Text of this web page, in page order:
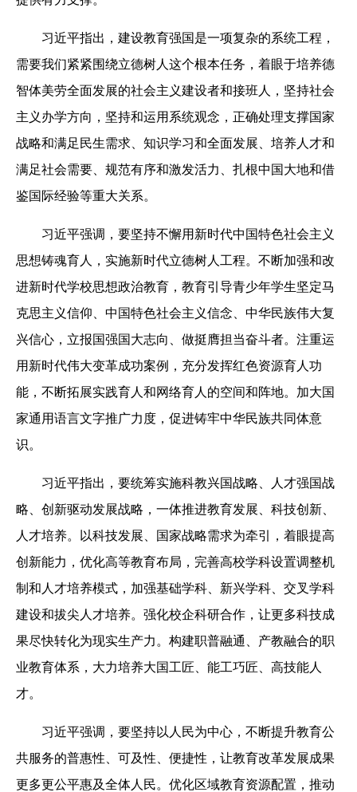
习近平指出，建设教育强国是一项复杂的系统工程，
需要我们紧紧围绕立德树人这个根本任务，着眼于培养德
智体美劳全面发展的社会主义建设者和接班人，坚持社会
主义办学方向，坚持和运用系统观念，正确处理支撑国家
战略和满足民生需求、知识学习和全面发展、培养人才和
满足社会需要、规范有序和激发活力、扎根中国大地和借
鉴国际经验等重大关系。
习近平强调，要坚持不懈用新时代中国特色社会主义
思想铸魂育人，实施新时代立德树人工程。不断加强和改
进新时代学校思想政治教育，教育引导青少年学生坚定马
克思主义信仰、中国特色社会主义信念、中华民族伟大复
兴信心，立报国强国大志向、做挺膺担当奋斗者。注重运
用新时代伟大变革成功案例，充分发挥红色资源育人功
能，不断拓展实践育人和网络育人的空间和阵地。加大国
家通用语言文字推广力度，促进铸牢中华民族共同体意
识。
习近平指出，要统筹实施科教兴国战略、人才强国战
略、创新驱动发展战略，一体推进教育发展、科技创新、
人才培养。以科技发展、国家战略需求为牵引，着眼提高
创新能力，优化高等教育布局，完善高校学科设置调整机
制和人才培养模式，加强基础学科、新兴学科、交叉学科
建设和拔尖人才培养。强化校企科研合作，让更多科技成
果尽快转化为现实生产力。构建职普融通、产教融合的职
业教育体系，大力培养大国工匠、能工巧匠、高技能人
才。
习近平强调，要坚持以人民为中心，不断提升教育公
共服务的普惠性、可及性、便捷性，让教育改革发展成果
更多更公平惠及全体人民。优化区域教育资源配置，推动